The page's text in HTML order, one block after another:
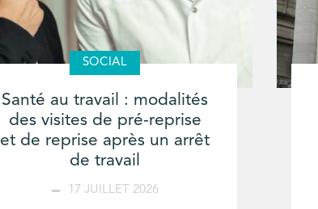
SOCIAL
Santé au travail : modalités
des visites de pré-reprise
et de reprise après un arrêt
de travail
17 JUILLET 2026